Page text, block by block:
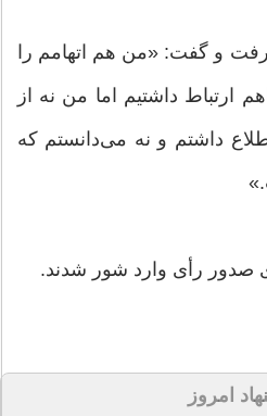
رفت و گفت: «من هم اتهامم را
ارتباط داشتیم اما من نه از
داشتم و نه می‌دانستم که
صدور رأی وارد شور شدند.
امروز